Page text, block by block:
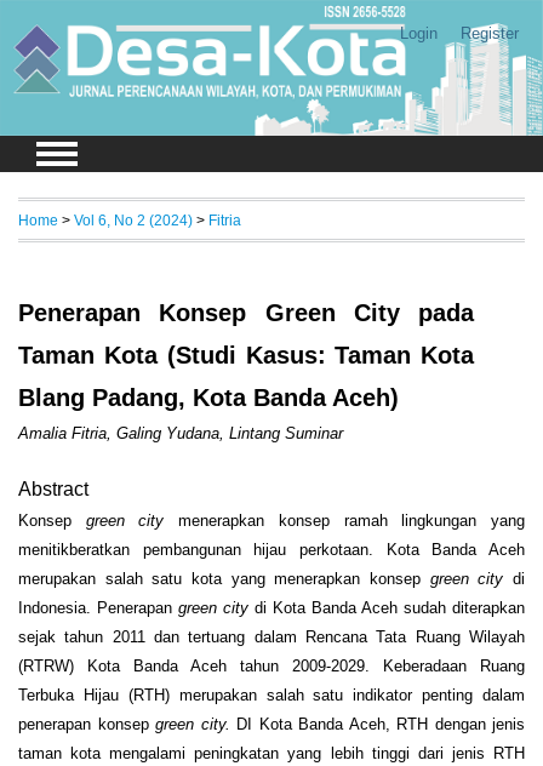
Login Register
Home > Vol 6, No 2 (2024) > Fitria
Penerapan Konsep Green City pada
Taman Kota (Studi Kasus: Taman Kota
Blang Padang, Kota Banda Aceh)
Amalia Fitria, Galing Yudana, Lintang Suminar
Abstract
Konsep green city menerapkan konsep ramah lingkungan yang
menitikberatkan pembangunan hijau perkotaan. Kota Banda Aceh
merupakan salah satu kota yang menerapkan konsep green city di
Indonesia. Penerapan green city di Kota Banda Aceh sudah diterapkan
sejak tahun 2011 dan tertuang dalam Rencana Tata Ruang Wilayah
(RTRW) Kota Banda Aceh tahun 2009-2029. Keberadaan Ruang
Terbuka Hijau (RTH) merupakan salah satu indikator penting dalam
penerapan konsep green city. DI Kota Banda Aceh, RTH dengan jenis
taman kota mengalami peningkatan yang lebih tinggi dari jenis RTH